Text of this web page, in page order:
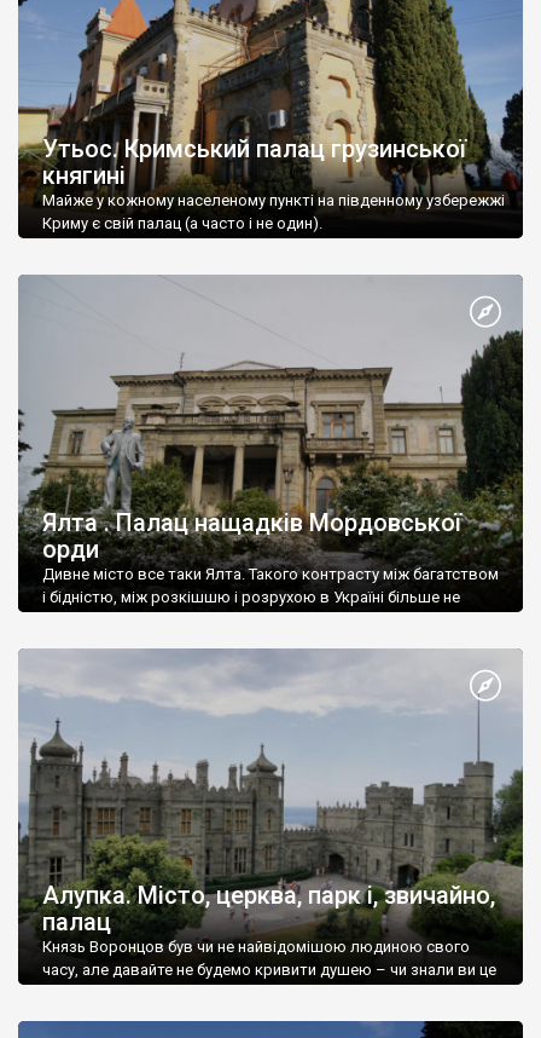
Утьос. Кримський палац грузинської
княгині
Майже у кожному населеному пункті на південному узбережжі
Криму є свій палац (а часто і не один).
Ялта . Палац нащадків Мордовської
орди
Дивне місто все таки Ялта. Такого контрасту між багатством
і бідністю, між розкішшю і розрухою в Україні більше не
Алупка. Місто, церква, парк і, звичайно,
палац
Князь Воронцов був чи не найвідомішою людиною свого
часу, але давайте не будемо кривити душею – чи знали ви це